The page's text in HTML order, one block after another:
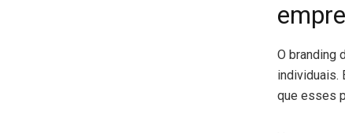
O branding
individuais.
que esses